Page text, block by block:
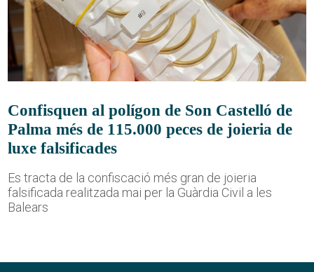
Confisquen al polígon de Son Castelló de
Palma més de 115.000 peces de joieria de
luxe falsificades
Es tracta de la confiscació més gran de joieria
falsificada realitzada mai per la Guàrdia Civil a les
Balears